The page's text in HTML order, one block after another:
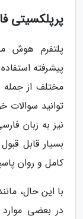
پرپلکسیتی
پلتفرم هوش
پیشرفته
مختلف از جمله
توانید سوالات
نیز به زبان
بسیار قابل
کامل و روان
با این حال،
در بعضی